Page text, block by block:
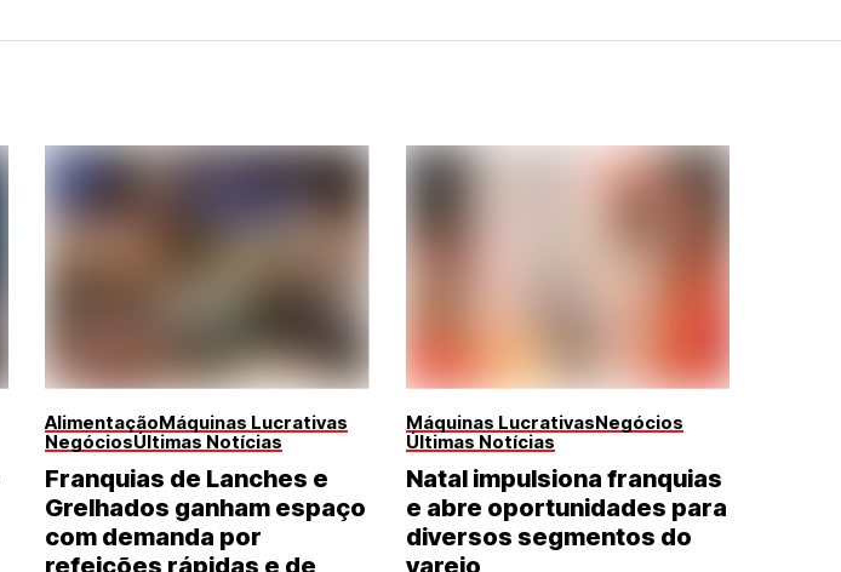
AlimentaçãoMáquinas Lucrativas
NegóciosÚltimas Notícias
Franquias de Lanches e
Grelhados ganham espaço
com demanda por
refeições rápidas e de
Máquinas LucrativasNegócios
Últimas Notícias
Natal impulsiona franquias
e abre oportunidades para
diversos segmentos do
varejo